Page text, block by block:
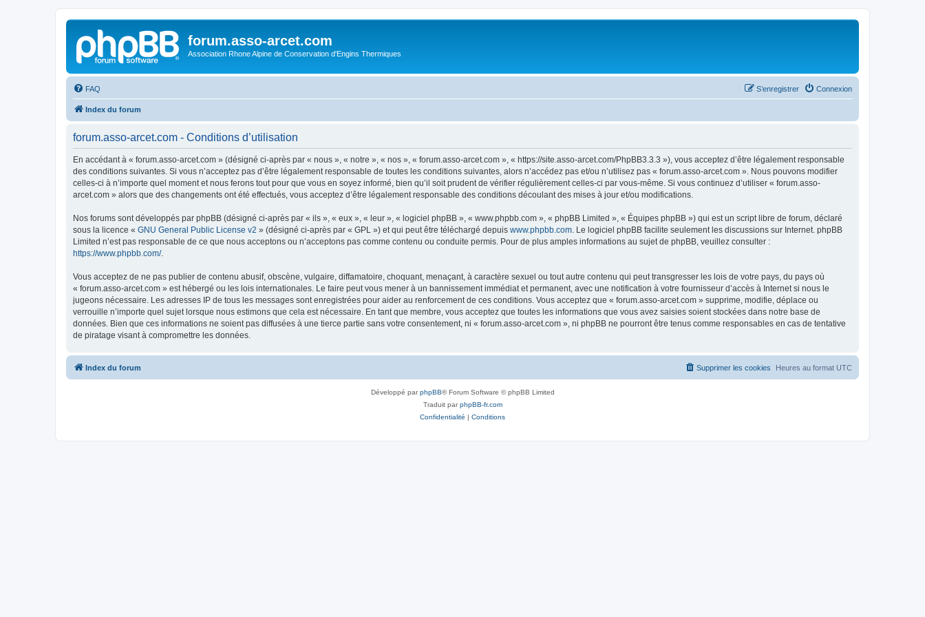
forum.asso-arcet.com
Association Rhone Alpine de Conservation d'Engins Thermiques
FAQ Connexion
S’enregistrer
Index du forum
forum.asso-arcet.com - Conditions d’utilisation
En accédant à « forum.asso-arcet.com » (désigné ci-après par « nous », « notre », « nos », « forum.asso-arcet.com », « https://site.asso-arcet.com/PhpBB3.3.3 »), vous acceptez d’être légalement responsable
des conditions suivantes. Si vous n’acceptez pas d’être légalement responsable de toutes les conditions suivantes, alors n’accédez pas et/ou n’utilisez pas « forum.asso-arcet.com ». Nous pouvons modifier
celles-ci à n’importe quel moment et nous ferons tout pour que vous en soyez informé, bien qu’il soit prudent de vérifier régulièrement celles-ci par vous-même. Si vous continuez d’utiliser « forum.asso-
arcet.com » alors que des changements ont été effectués, vous acceptez d’être légalement responsable des conditions découlant des mises à jour et/ou modifications.
Nos forums sont développés par phpBB (désigné ci-après par « ils », « eux », « leur », « logiciel phpBB », « www.phpbb.com », « phpBB Limited », « Équipes phpBB ») qui est un script libre de forum, déclaré
sous la licence « GNU General Public License v2 » (désigné ci-après par « GPL ») et qui peut être téléchargé depuis www.phpbb.com . Le logiciel phpBB facilite seulement les discussions sur Internet. phpBB
Limited n’est pas responsable de ce que nous acceptons ou n’acceptons pas comme contenu ou conduite permis. Pour de plus amples informations au sujet de phpBB, veuillez consulter :
https://www.phpbb.com/.
Vous acceptez de ne pas publier de contenu abusif, obscène, vulgaire, diffamatoire, choquant, menaçant, à caractère sexuel ou tout autre contenu qui peut transgresser les lois de votre pays, du pays où
« forum.asso-arcet.com » est hébergé ou les lois internationales. Le faire peut vous mener à un bannissement immédiat et permanent, avec une notification à votre fournisseur d’accès à Internet si nous le
jugeons nécessaire. Les adresses IP de tous les messages sont enregistrées pour aider au renforcement de ces conditions. Vous acceptez que « forum.asso-arcet.com » supprime, modifie, déplace ou
verrouille n’importe quel sujet lorsque nous estimons que cela est nécessaire. En tant que membre, vous acceptez que toutes les informations que vous avez saisies soient stockées dans notre base de
données. Bien que ces informations ne soient pas diffusées à une tierce partie sans votre consentement, ni « forum.asso-arcet.com », ni phpBB ne pourront être tenus comme responsables en cas de tentative
de piratage visant à compromettre les données.
Index du forum Heures au format UTC
Supprimer les cookies
Développé parphpBB® Forum Software © phpBB Limited
Traduit parphpBB-fr.com
Confidentialité | Conditions